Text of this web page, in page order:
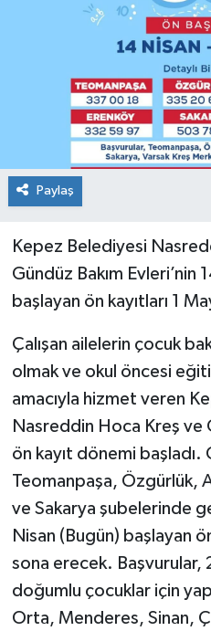
Paylaş
Kepez Belediyesi
Gündüz Bakım Evleri’nin
başlayan ön kayıtları 1
Çalışan ailelerin çocuk
olmak ve okul öncesi
amacıyla hizmet veren
Nasreddin Hoca Kreş ve
ön kayıt dönemi başladı.
Teomanpaşa, Özgürlük,
ve Sakarya şubelerinde
Nisan (Bugün) başlayan
sona erecek.
doğumlu çocuklar için
Orta, Menderes, Sinan,